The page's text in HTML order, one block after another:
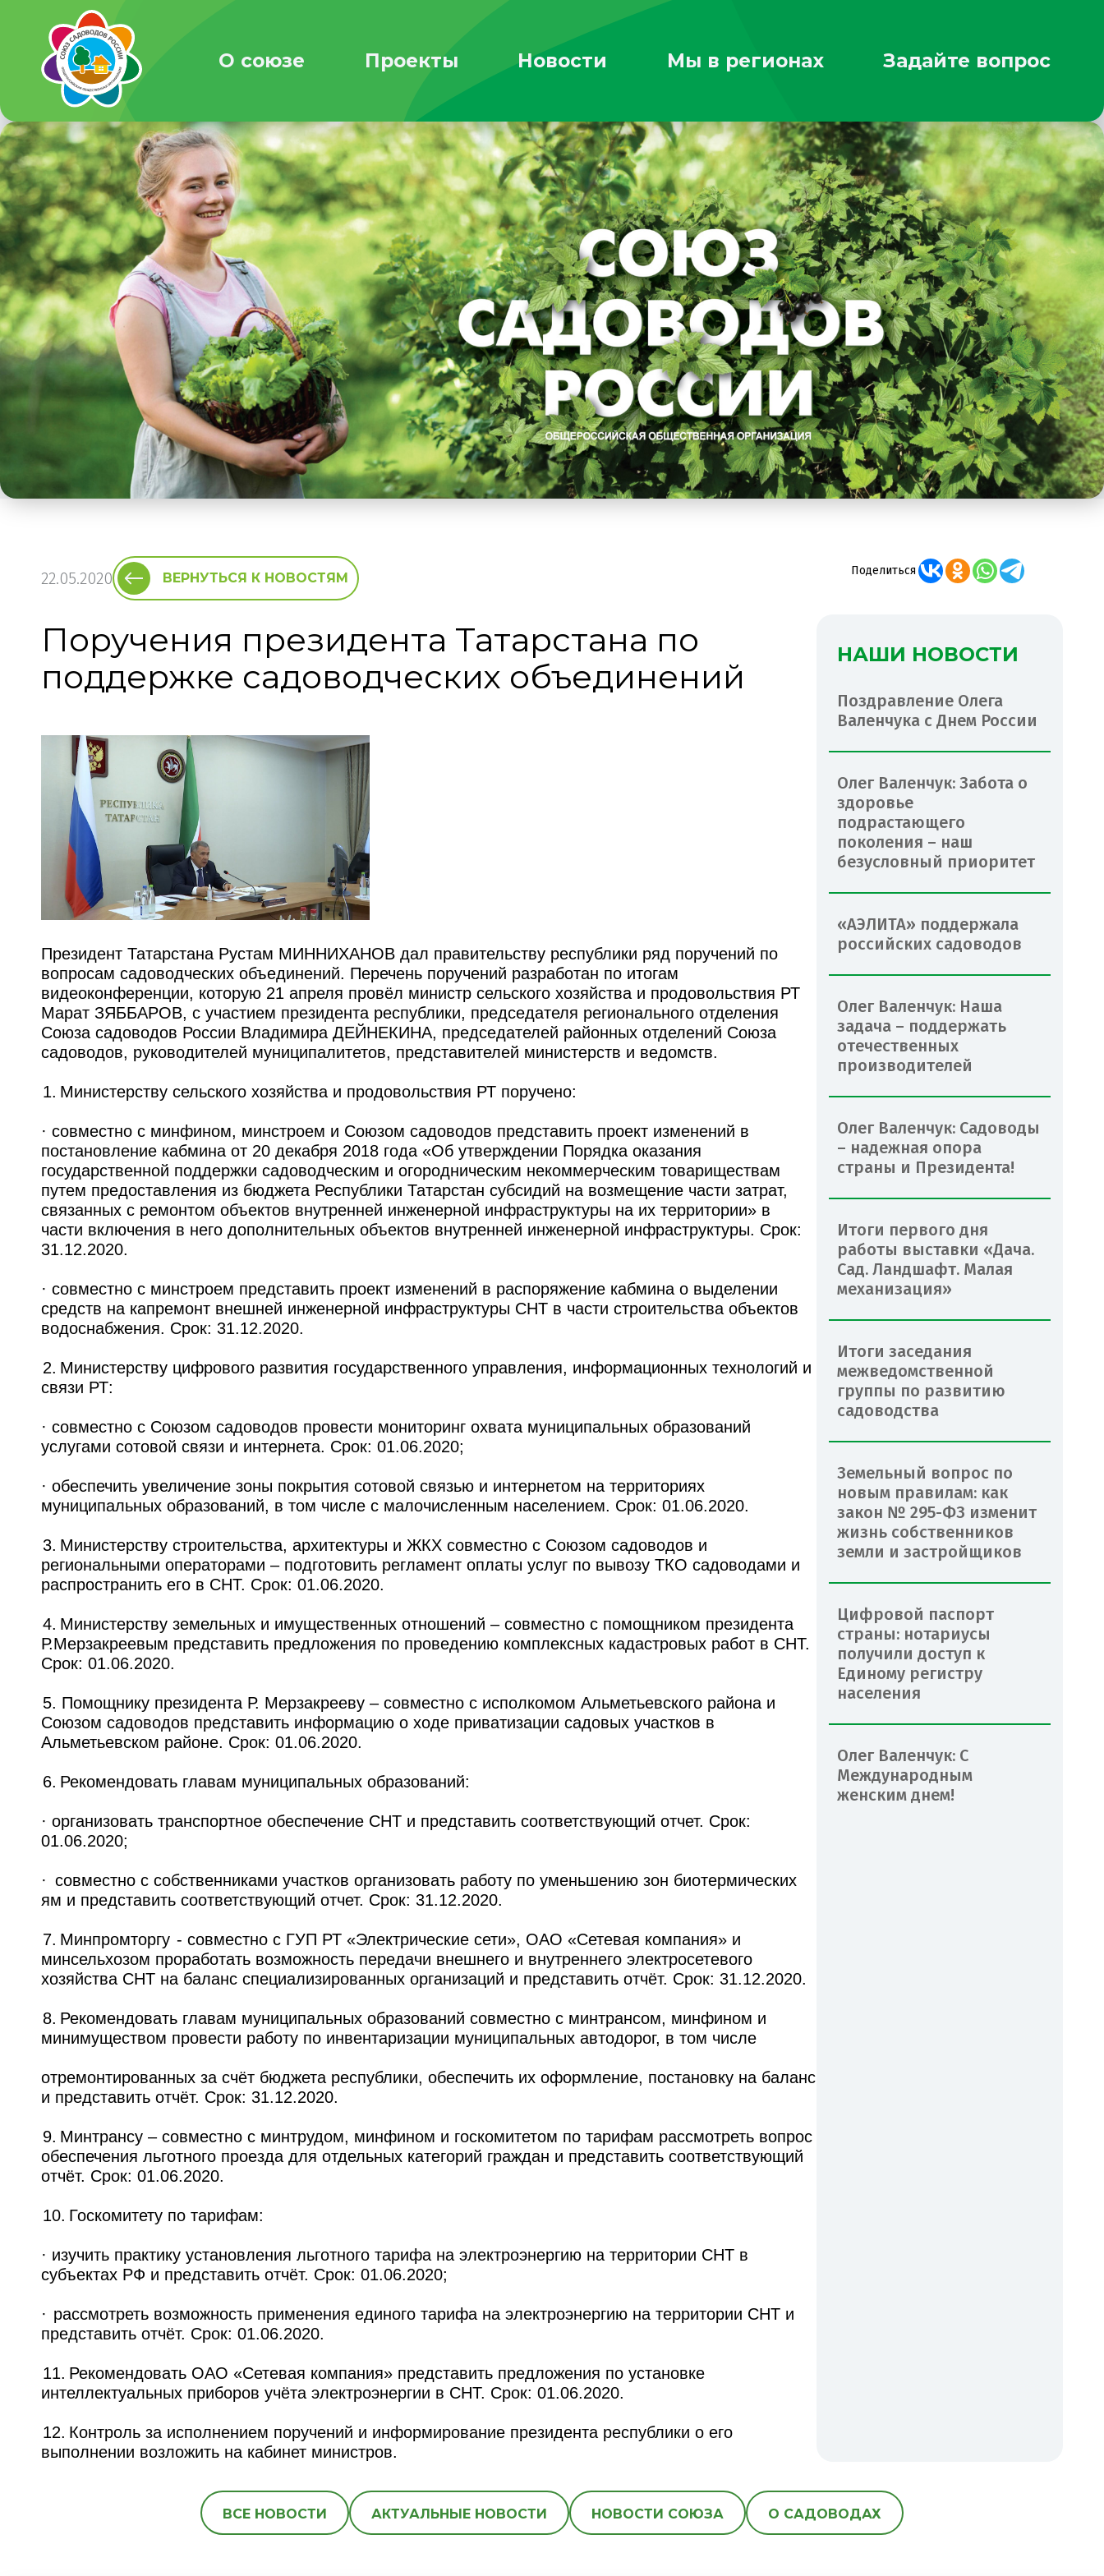
О союзе Проекты Новости Мы в регионах Задайте вопрос
22.05.2020 ВЕРНУТЬСЯ К НОВОСТЯМ
Поручения президента Татарстана по
поддержке садоводческих объединений
Президент Татарстана Рустам МИННИХАНОВ дал правительству республики ряд поручений по
вопросам садоводческих объединений. Перечень поручений разработан по итогам
видеоконференции, которую 21 апреля провёл министр сельского хозяйства и продовольствия РТ
Марат ЗЯББАРОВ, с участием президента республики, председателя регионального отделения
Союза садоводов России Владимира ДЕЙНЕКИНА, председателей районных отделений Союза
садоводов, руководителей муниципалитетов, представителей министерств и ведомств.
1. Министерству сельского хозяйства и продовольствия РТ поручено:
· совместно с минфином, минстроем и Союзом садоводов представить проект изменений в
постановление кабмина от 20 декабря 2018 года «Об утверждении Порядка оказания
государственной поддержки садоводческим и огородническим некоммерческим товариществам
путем предоставления из бюджета Республики Татарстан субсидий на возмещение части затрат,
связанных с ремонтом объектов внутренней инженерной инфраструктуры на их территории» в
части включения в него дополнительных объектов внутренней инженерной инфраструктуры. Срок:
31.12.2020.
· совместно с минстроем представить проект изменений в распоряжение кабмина о выделении
средств на капремонт внешней инженерной инфраструктуры СНТ в части строительства объектов
водоснабжения. Срок: 31.12.2020.
2. Министерству цифрового развития государственного управления, информационных технологий и
связи РТ:
· совместно с Союзом садоводов провести мониторинг охвата муниципальных образований
услугами сотовой связи и интернета. Срок: 01.06.2020;
· обеспечить увеличение зоны покрытия сотовой связью и интернетом на территориях
муниципальных образований, в том числе с малочисленным населением. Срок: 01.06.2020.
3. Министерству строительства, архитектуры и ЖКХ совместно с Союзом садоводов и
региональными операторами – подготовить регламент оплаты услуг по вывозу ТКО садоводами и
распространить его в СНТ. Срок: 01.06.2020.
4. Министерству земельных и имущественных отношений – совместно с помощником президента
Р.Мерзакреевым представить предложения по проведению комплексных кадастровых работ в СНТ.
Срок: 01.06.2020.
5. Помощнику президента Р. Мерзакрееву – совместно с исполкомом Альметьевского района и
Союзом садоводов представить информацию о ходе приватизации садовых участков в
Альметьевском районе. Срок: 01.06.2020.
6. Рекомендовать главам муниципальных образований:
· организовать транспортное обеспечение СНТ и представить соответствующий отчет. Срок:
01.06.2020;
· совместно с собственниками участков организовать работу по уменьшению зон биотермических
ям и представить соответствующий отчет. Срок: 31.12.2020.
7. Минпромторгу - совместно с ГУП РТ «Электрические сети», ОАО «Сетевая компания» и
минсельхозом проработать возможность передачи внешнего и внутреннего электросетевого
хозяйства СНТ на баланс специализированных организаций и представить отчёт. Срок: 31.12.2020.
8. Рекомендовать главам муниципальных образований совместно с минтрансом, минфином и
минимуществом провести работу по инвентаризации муниципальных автодорог, в том числе
отремонтированных за счёт бюджета республики, обеспечить их оформление, постановку на баланс
и представить отчёт. Срок: 31.12.2020.
9. Минтрансу – совместно с минтрудом, минфином и госкомитетом по тарифам рассмотреть вопрос
обеспечения льготного проезда для отдельных категорий граждан и представить соответствующий
отчёт. Срок: 01.06.2020.
10. Госкомитету по тарифам:
· изучить практику установления льготного тарифа на электроэнергию на территории СНТ в
субъектах РФ и представить отчёт. Срок: 01.06.2020;
· рассмотреть возможность применения единого тарифа на электроэнергию на территории СНТ и
представить отчёт. Срок: 01.06.2020.
11. Рекомендовать ОАО «Сетевая компания» представить предложения по установке
интеллектуальных приборов учёта электроэнергии в СНТ. Срок: 01.06.2020.
12. Контроль за исполнением поручений и информирование президента республики о его
выполнении возложить на кабинет министров.
Поделиться
НАШИ НОВОСТИ
Поздравление Олега
Валенчука с Днем России
Олег Валенчук: Забота о
здоровье
подрастающего
поколения – наш
безусловный приоритет
«АЭЛИТА» поддержала
российских садоводов
Олег Валенчук: Наша
задача – поддержать
отечественных
производителей
Олег Валенчук: Садоводы
– надежная опора
страны и Президента!
Итоги первого дня
работы выставки «Дача.
Сад. Ландшафт. Малая
механизация»
Итоги заседания
межведомственной
группы по развитию
садоводства
Земельный вопрос по
новым правилам: как
закон № 295-ФЗ изменит
жизнь собственников
земли и застройщиков
Цифровой паспорт
страны: нотариусы
получили доступ к
Единому регистру
населения
Олег Валенчук: С
Международным
женским днем!
ВСЕ НОВОСТИ АКТУАЛЬНЫЕ НОВОСТИ НОВОСТИ СОЮЗА О САДОВОДАХ